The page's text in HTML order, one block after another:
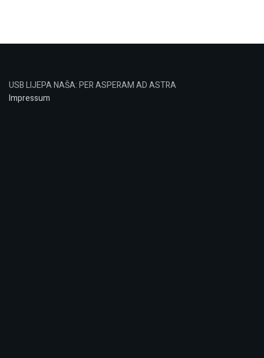
USB LIJEPA NAŠA: PER ASPERAM AD ASTRA
Impressum